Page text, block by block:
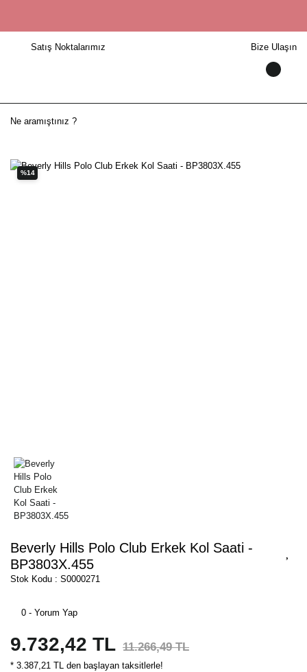
Satış Noktalarımız Bize Ulaşın
%14
Beverly Hills Polo Club Erkek Kol Saati -
BP3803X.455
Stok Kodu : S0000271
0 - Yorum Yap
9.732,42 TL 11.266,49 TL
* 3.387,21 TL den başlayan taksitlerle!